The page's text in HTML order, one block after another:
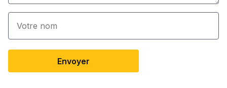
Envoyer